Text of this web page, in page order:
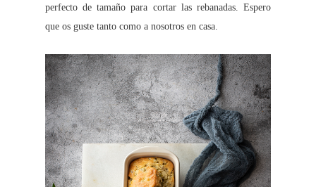
perfecto de tamaño para cortar las rebanadas. Espero
que os guste tanto como a nosotros en casa.